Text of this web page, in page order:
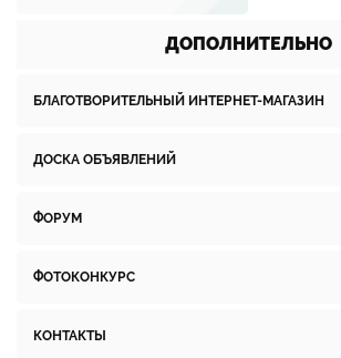
ДОПОЛНИТЕЛЬНО
БЛАГОТВОРИТЕЛЬНЫЙ ИНТЕРНЕТ-МАГАЗИН
ДОСКА ОБЪЯВЛЕНИЙ
ФОРУМ
ФОТОКОНКУРС
КОНТАКТЫ